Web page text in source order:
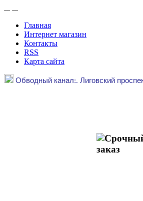
... ...
Главная
Интернет магазин
Контакты
RSS
Карта сайта
Обводный канал:. Лиговский